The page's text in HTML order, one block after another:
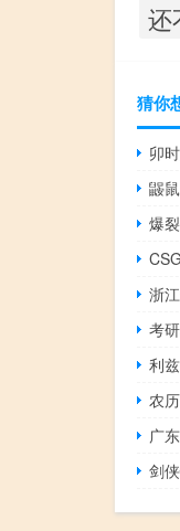
还
猜你
卯
鼹
爆
浙
考
利
广
剑